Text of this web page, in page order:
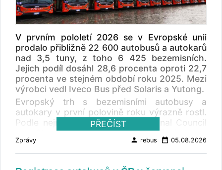
V prvním pololetí 2026 se v Evropské unii
prodalo přibližně 22 600 autobusů a autokarů
nad 3,5 tuny, z toho 6 425 bezemisních.
Jejich podíl dosáhl 28,6 procenta oproti 22,7
procenta ve stejném období roku 2025. Mezi
výrobci vedl Iveco Bus před Solaris a Yutong.
Evropský trh s bezemisními autobusy a
autokary v první polovině roku výrazně rostl.
Podle nejnovější zprávy International Council
on Clean Transportation (ICCT) bylo v
Evropské unii v prvním pololetí 2026 prodáno
přibližně 22 600 autobusů a autokarů s
nejvyšší povolenou hmotností nad 3,5 tuny. Z
PŘEČÍST
Zprávy person rebus date_range 05.08.2026